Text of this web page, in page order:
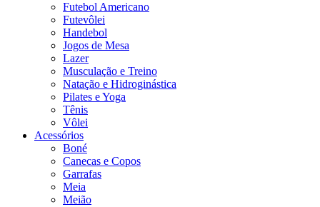
Futebol Americano
Futevôlei
Handebol
Jogos de Mesa
Lazer
Musculação e Treino
Natação e Hidroginástica
Pilates e Yoga
Tênis
Vôlei
Acessórios
Boné
Canecas e Copos
Garrafas
Meia
Meião